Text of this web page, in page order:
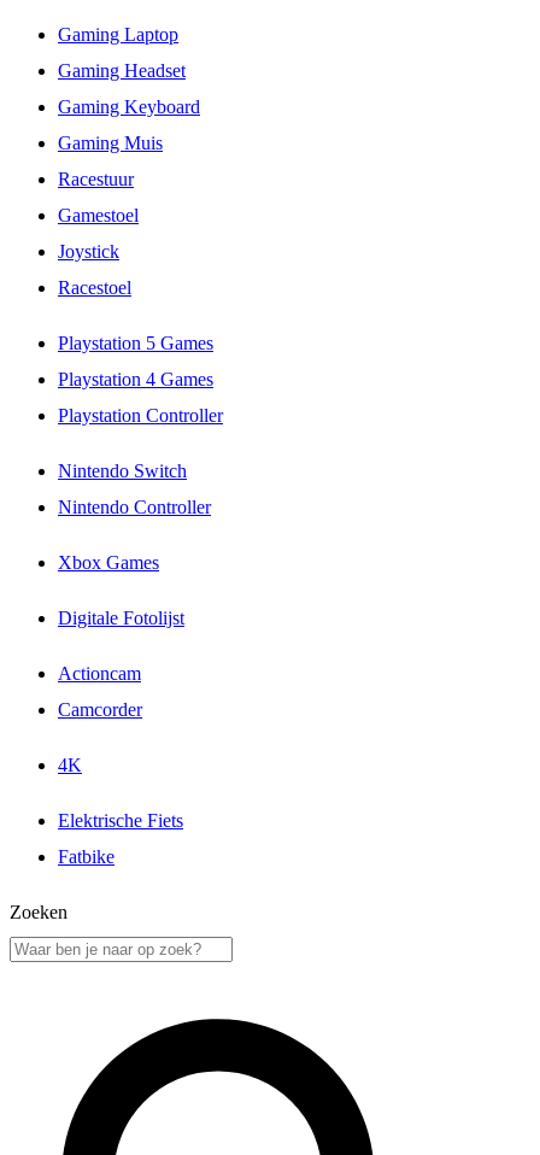
Gaming Laptop
Gaming Headset
Gaming Keyboard
Gaming Muis
Racestuur
Gamestoel
Joystick
Racestoel
Playstation 5 Games
Playstation 4 Games
Playstation Controller
Nintendo Switch
Nintendo Controller
Xbox Games
Digitale Fotolijst
Actioncam
Camcorder
4K
Elektrische Fiets
Fatbike
Zoeken